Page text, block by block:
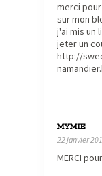
merci
sur mon
j'ai mis un
jeter un
http://
MYMIE
22 janvier
MERCI